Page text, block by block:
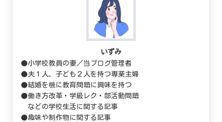
いずみ
●小学校教員の妻／当ブログ管理者
●夫１人、子ども２人を持つ専業主婦
●結婚を機に教育問題に興味を持つ
●働き方改革・学級レク・部活動問題
などの学校生活に関する記事
●趣味や制作物に関する記事